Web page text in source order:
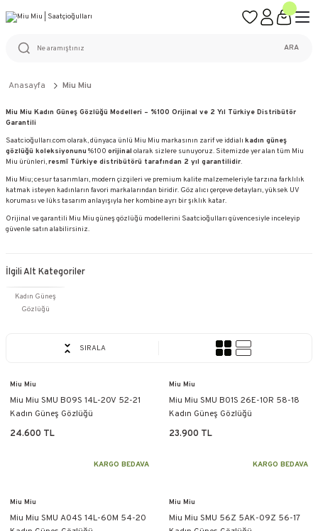
ARA
Anasayfa Miu Miu
Miu Miu Kadın Güneş Gözlüğü Modelleri – %100 Orijinal ve 2 Yıl Türkiye Distribütör
Garantili
Saatcioğulları.com olarak, dünyaca ünlü Miu Miu markasının zarif ve iddialı kadın güneş
gözlüğü koleksiyonunu %100 orijinal olarak sizlere sunuyoruz. Sitemizde yer alan tüm Miu
Miu ürünleri,resmî Türkiye distribütörü tarafından 2 yıl garantilidir.
Miu Miu; cesur tasarımları, modern çizgileri ve premium kalite malzemeleriyle tarzına farklılık
katmak isteyen kadınların favori markalarından biridir. Göz alıcı çerçeve detayları, yüksek UV
koruması ve lüks tasarım anlayışıyla her kombine ayrı bir şıklık katar.
Orijinal ve garantili Miu Miu güneş gözlüğü modellerini Saatcioğulları güvencesiyle inceleyip
güvenle satın alabilirsiniz.
İlgili Alt Kategoriler
Kadın Güneş
Gözlüğü
SIRALA
Miu Miu
Miu Miu SMU B09S 14L-20V 52-21
Kadın Güneş Gözlüğü
24.600 TL
KARGO BEDAVA
Miu Miu
Miu Miu SMU B01S 26E-10R 58-18
Kadın Güneş Gözlüğü
23.900 TL
KARGO BEDAVA
Miu Miu
Miu Miu SMU A04S 14L-60M 54-20
Miu Miu
Miu Miu SMU 56Z 5AK-09Z 56-17